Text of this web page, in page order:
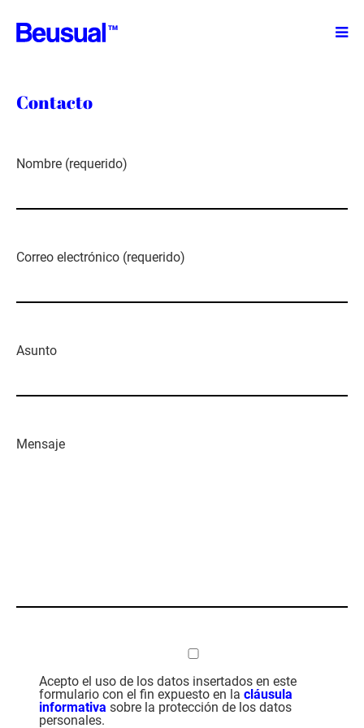
TM
Contacto
Nombre (requerido)
Correo electrónico (requerido)
Asunto
Mensaje
Acepto el uso de los datos insertados en este
formulario con el fin expuesto en la cláusula
informativa sobre la protección de los datos
personales.